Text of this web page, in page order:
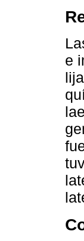
e